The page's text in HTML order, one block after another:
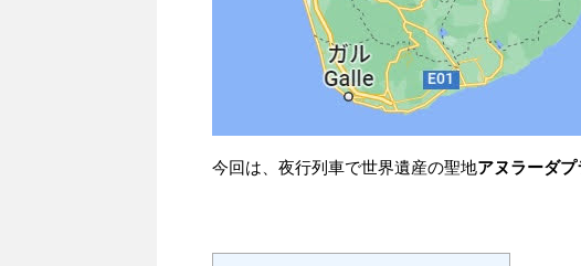
今回は、夜行列車で世界遺産の聖地アヌラーダプ